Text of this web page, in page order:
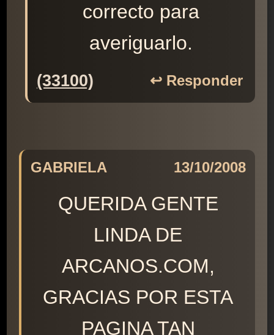
correcto para
averiguarlo.
(33100) ↩️ Responder
GABRIELA 13/10/2008
QUERIDA GENTE
LINDA DE
ARCANOS.COM,
GRACIAS POR ESTA
PAGINA TAN